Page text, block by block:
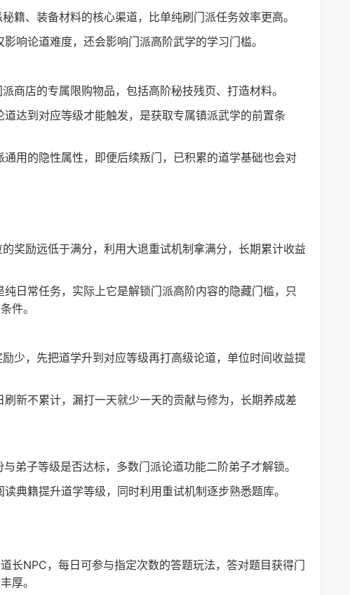
、装备材料的核心渠道，比单纯刷门派任务效率更高。
论道难度，还会影响门派高阶武学的学习门槛。
店的专属限购物品，包括高阶秘技残页、打造材料。
到对应等级才能触发，是获取专属镇派武学的前置条
的隐性属性，即便后续叛门，已积累的道学基础也会对
励远低于满分，利用大退重试机制拿满分，长期累计收益
常任务，实际上它是解锁门派高阶内容的隐藏门槛，只
件。
，先把道学升到对应等级再打高级论道，单位时间收益提
不累计，漏打一天就少一天的贡献与修为，长期养成差
子等级是否达标，多数门派论道功能二阶弟子才解锁。
籍提升道学等级，同时利用重试机制逐步熟悉题库。
NPC，每日可参与指定次数的答题玩法，答对题目获得门
厚。